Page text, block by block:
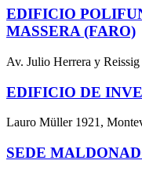
EDIFICIO
MASSERA (FARO)
Av. Julio Herrera y
EDIFICIO DE
Lauro Müller 1921,
SEDE